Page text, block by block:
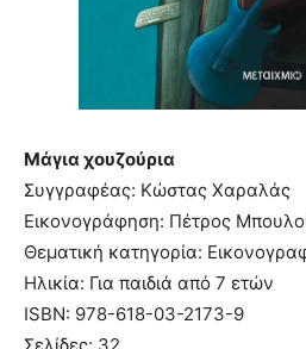
Μάγια χουζούρια
Συγγραφέας: Κώστας Χαραλάς
Εικονογράφηση: Πέτρος
Θεματική κατηγορία:
Ηλικία: Για παιδιά από 7 ετών
ISBN: 978-618-03-2173-9